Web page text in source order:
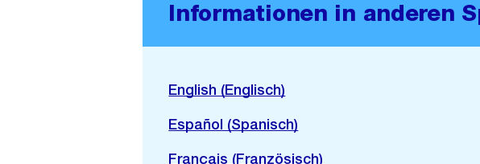
Informationen in anderen
English (Englisch)
Español (Spanisch)
Français (Französisch)